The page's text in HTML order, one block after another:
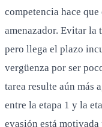
competencia hace
amenazador. Evitar la
pero llega el plazo
vergüenza por ser
tarea resulte aún más
entre la etapa 1 y la
evasión está